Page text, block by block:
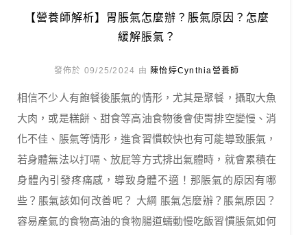
【營養師解析】胃脹氣怎麼辦？脹氣原因？怎麼
緩解脹氣？
發佈於 09/25/2024 由 陳怡婷Cynthia營養師
相信不少人有飽餐後脹氣的情形，尤其是聚餐，攝取大魚
大肉，或是糕餅、甜食等高油食物後會使胃排空變慢、消
化不佳、脹氣等情形，進食習慣較快也有可能導致脹氣，
若身體無法以打嗝、放屁等方式排出氣體時，就會累積在
身體內引發疼痛感，導致身體不適！那脹氣的原因有哪
些？脹氣該如何改善呢？ 大綱 脹氣怎麼辦？脹氣原因？
容易產氣的食物高油的食物腸道蠕動慢吃飯習慣脹氣如何